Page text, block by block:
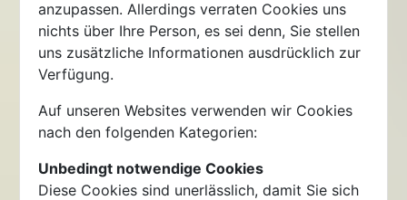
anzupassen. Allerdings verraten Cookies uns
nichts über Ihre Person, es sei denn, Sie stellen
uns zusätzliche Informationen ausdrücklich zur
Verfügung.
Auf unseren Websites verwenden wir Cookies
nach den folgenden Kategorien:
Unbedingt notwendige Cookies
Diese Cookies sind unerlässlich, damit Sie sich